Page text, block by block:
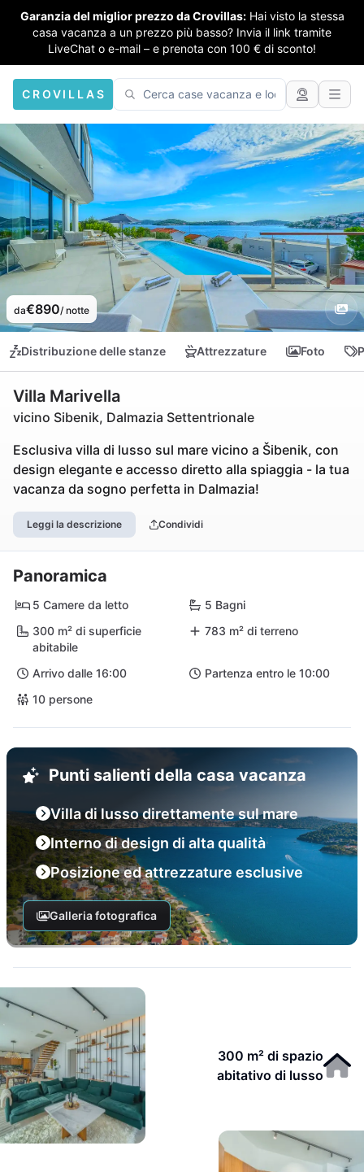
Garanzia del miglior prezzo da Crovillas: Hai visto la stessa
casa vacanza a un prezzo più basso? Invia il link tramite
LiveChat o e-mail – e prenota con 100 € di sconto!
CROVILLAS
da€890/ notte
Distribuzione delle stanze Attrezzature Foto
Villa Marivella
vicino Sibenik, Dalmazia Settentrionale
Esclusiva villa di lusso sul mare vicino a Šibenik, con
design elegante e accesso diretto alla spiaggia - la tua
vacanza da sogno perfetta in Dalmazia!
Leggi la descrizione Condividi
Panoramica
5 Camere da letto
5 Bagni
300 m² di superficie
abitabile
783 m² di terreno
Arrivo dalle 16:00
Partenza entro le 10:00
10 persone
Punti salienti della casa vacanza
Villa di lusso direttamente sul mare
Interno di design di alta qualità
Posizione ed attrezzature esclusive
Galleria fotografica
300 m² di spazio
abitativo di lusso